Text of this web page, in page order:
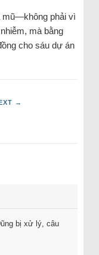
mũ—không phải vì
mà bằng
cho sáu dự án
→
bị xử lý, câu